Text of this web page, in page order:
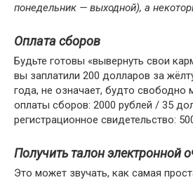
понедельник — выходной), а
Оплата сборов
Будьте готовы «вывернуть свои
вы заплатили 200 долларов за
года, не означает, будто свободно
оплаты сборов: 2000 рублей / 35
регистрационное свидетельство:
Получить талон электронной
Это может звучать, как самая